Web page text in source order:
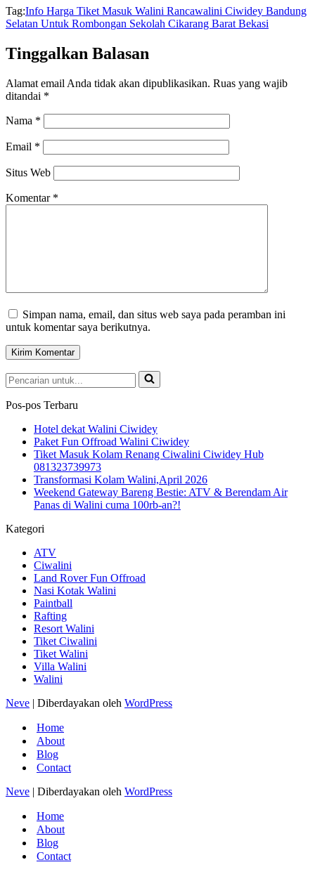
Tag:Info Harga Tiket Masuk Walini Rancawalini Ciwidey Bandung
Selatan Untuk Rombongan Sekolah Cikarang Barat Bekasi
Tinggalkan Balasan
Alamat email Anda tidak akan dipublikasikan. Ruas yang wajib
ditandai *
Nama *
Email *
Situs Web
Komentar *
Simpan nama, email, dan situs web saya pada peramban ini
untuk komentar saya berikutnya.
Pencarian
untuk...
Pos-pos Terbaru
Hotel dekat Walini Ciwidey
Paket Fun Offroad Walini Ciwidey
Tiket Masuk Kolam Renang Ciwalini Ciwidey Hub
081323739973
Transformasi Kolam Walini,April 2026
Weekend Gateway Bareng Bestie: ATV & Berendam Air
Panas di Walini cuma 100rb-an?!
Kategori
ATV
Ciwalini
Land Rover Fun Offroad
Nasi Kotak Walini
Paintball
Rafting
Resort Walini
Tiket Ciwalini
Tiket Walini
Villa Walini
Walini
Neve | Diberdayakan oleh WordPress
Home
About
Blog
Contact
Neve | Diberdayakan oleh WordPress
Home
About
Blog
Contact